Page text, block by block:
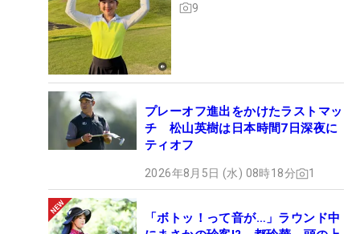
9
プレーオフ進出をかけたラストマッ
チ 松山英樹は日本時間7日深夜に
ティオフ
2026年8月5日 (水) 08時18分 1
「ボトッ！って音が…」ラウンド中